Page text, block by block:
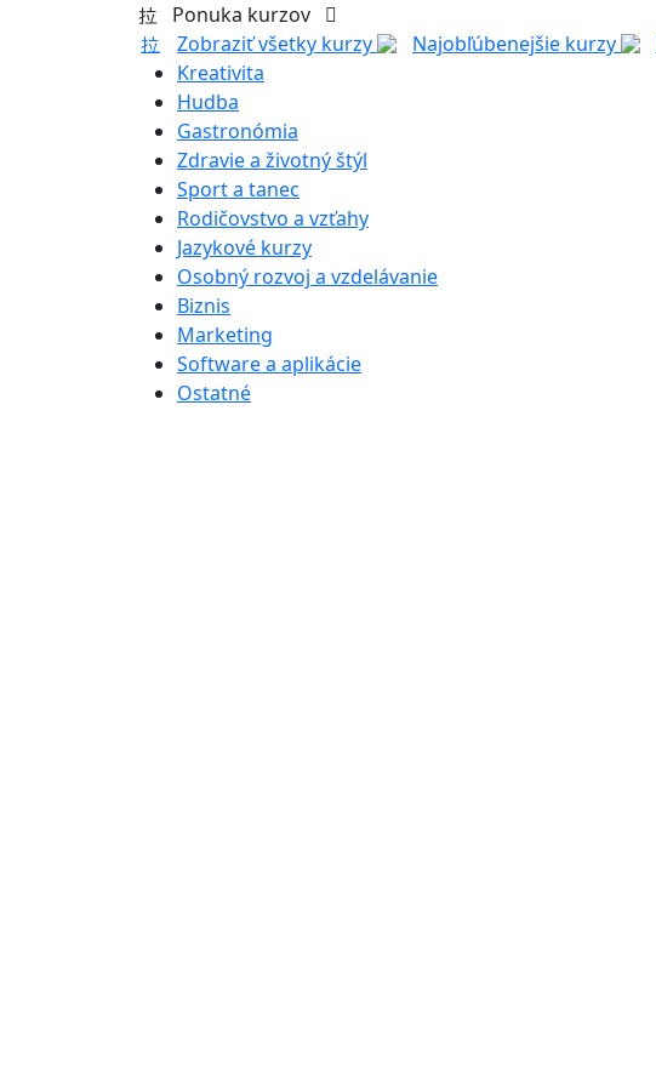
Ponuka kurzov
Zobraziť všetky kurzy
Najobľúbenejšie kurzy
Kreativita
Hudba
Gastronómia
Zdravie a životný štýl
Sport a tanec
Rodičovstvo a vzťahy
Jazykové kurzy
Osobný rozvoj a vzdelávanie
Biznis
Marketing
Software a aplikácie
Ostatné